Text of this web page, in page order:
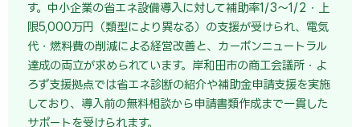
す。中小企業の省エネ設備導入に対して補助率1/3〜1/2・上
限5,000万円（類型により異なる）の支援が受けられ、電気
代・燃料費の削減による経営改善と、カーボンニュートラル
達成の両立が求められています。岸和田市の商工会議所・よ
ろず支援拠点では省エネ診断の紹介や補助金申請支援を実施
しており、導入前の無料相談から申請書類作成まで一貫した
サポートを受けられます。